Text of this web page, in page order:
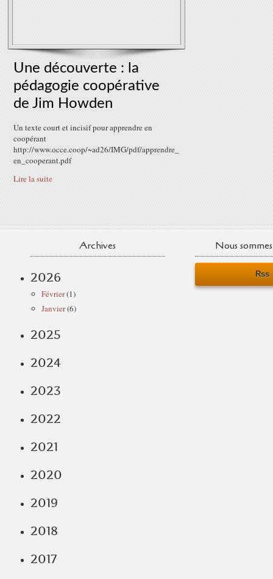
Une découverte : la
pédagogie coopérative
de Jim Howden
Un texte court et incisif pour apprendre en
coopérant
http://www.occe.coop/~ad26/IMG/pdf/apprendre_
en_cooperant.pdf
Lire la suite
Archives
2026
Février(1)
Janvier(6)
2025
2024
2023
2022
2021
2020
2019
2018
2017
Nous
Rss